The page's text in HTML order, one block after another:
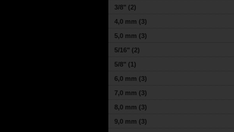
3/8" (2)
4,0 mm (3)
5,0 mm (3)
5/16" (2)
5/8" (1)
6,0 mm (3)
7,0 mm (3)
8,0 mm (3)
9,0 mm (3)